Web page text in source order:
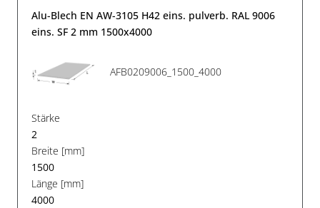
Alu-Blech EN AW-3105 H42 eins. pulverb. RAL 9006
eins. SF 2 mm 1500x4000
AFB0209006_1500_4000
Stärke
2
Breite [mm]
1500
Länge [mm]
4000